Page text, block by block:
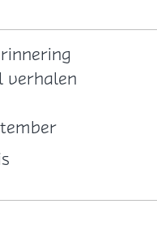
verhalen